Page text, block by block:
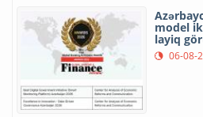
model
layiq
06-08-